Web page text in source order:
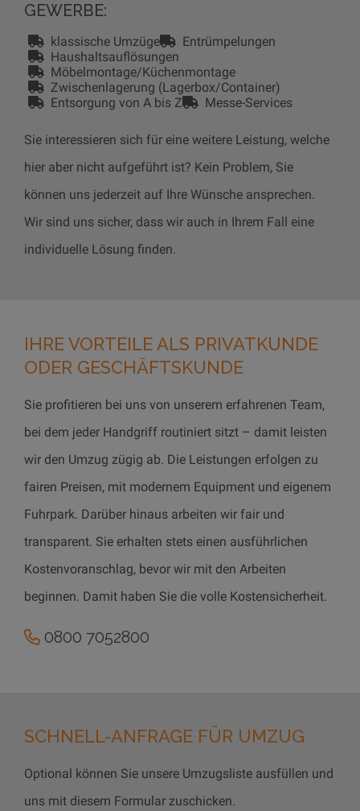
GEWERBE:
klassische Umzüge
Entrümpelungen
Haushaltsauflösungen
Möbelmontage/Küchenmontage
Zwischenlagerung (Lagerbox/Container)
Entsorgung von A bis Z
Messe-Services
Sie interessieren sich für eine weitere Leistung, welche
hier aber nicht aufgeführt ist? Kein Problem, Sie
können uns jederzeit auf Ihre Wünsche ansprechen.
Wir sind uns sicher, dass wir auch in Ihrem Fall eine
individuelle Lösung finden.
IHRE VORTEILE ALS PRIVATKUNDE
ODER GESCHÄFTSKUNDE
Sie profitieren bei uns von unserem erfahrenen Team,
bei dem jeder Handgriff routiniert sitzt – damit leisten
wir den Umzug zügig ab. Die Leistungen erfolgen zu
fairen Preisen, mit modernem Equipment und eigenem
Fuhrpark. Darüber hinaus arbeiten wir fair und
transparent. Sie erhalten stets einen ausführlichen
Kostenvoranschlag, bevor wir mit den Arbeiten
beginnen. Damit haben Sie die volle Kostensicherheit.
0800 7052800
SCHNELL-ANFRAGE FÜR UMZUG
Optional können Sie unsere Umzugsliste ausfüllen und
uns mit diesem Formular zuschicken.